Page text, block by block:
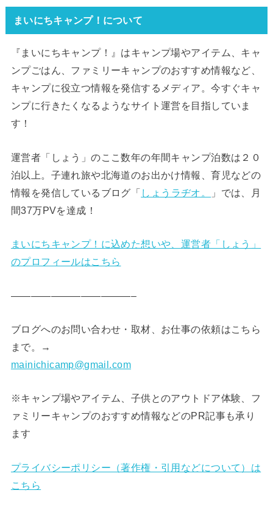
まいにちキャンプ！について
『まいにちキャンプ！』はキャンプ場やアイテム、キャ
ンプごはん、ファミリーキャンプのおすすめ情報など、
キャンプに役立つ情報を発信するメディア。今すぐキャ
ンプに行きたくなるようなサイト運営を目指していま
す！
運営者「しょう」のここ数年の年間キャンプ泊数は２０
泊以上。子連れ旅や北海道のお出かけ情報、育児などの
情報を発信しているブログ「 しょうラヂオ。
」では、月
間37万PVを達成！
まいにちキャンプ！に込めた想いや、運営者「しょう」
のプロフィールはこちら
————————————–
ブログへのお問い合わせ・取材、お仕事の依頼はこちら
まで。→
mainichicamp@gmail.com
※キャンプ場やアイテム、子供とのアウトドア体験、フ
ァミリーキャンプのおすすめ情報などのPR記事も承り
ます
プライバシーポリシー（著作権・引用などについて）は
こちら